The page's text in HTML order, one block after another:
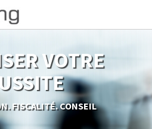
VOTRE
FISCALITÉ. CONSEIL